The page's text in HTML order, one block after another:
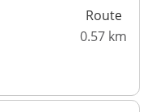
Route
0.57 km